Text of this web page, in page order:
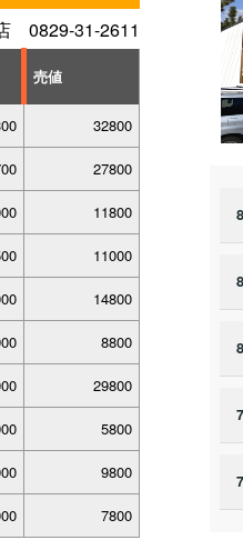
0829-31-2611
売値
32800
27800
11800
11000
14800
8800
29800
5800
9800
7800